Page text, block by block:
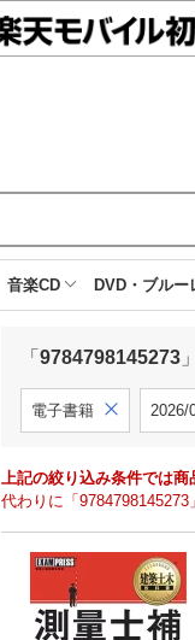
音楽CD DVD・ブルー
「 9784798145273
電子書籍 2026/
上記の絞り込み条件では
代わりに「